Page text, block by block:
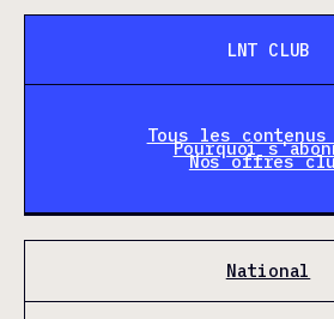
LNT CLUB
Tous les contenus
Pourquoi
Nos offres
National